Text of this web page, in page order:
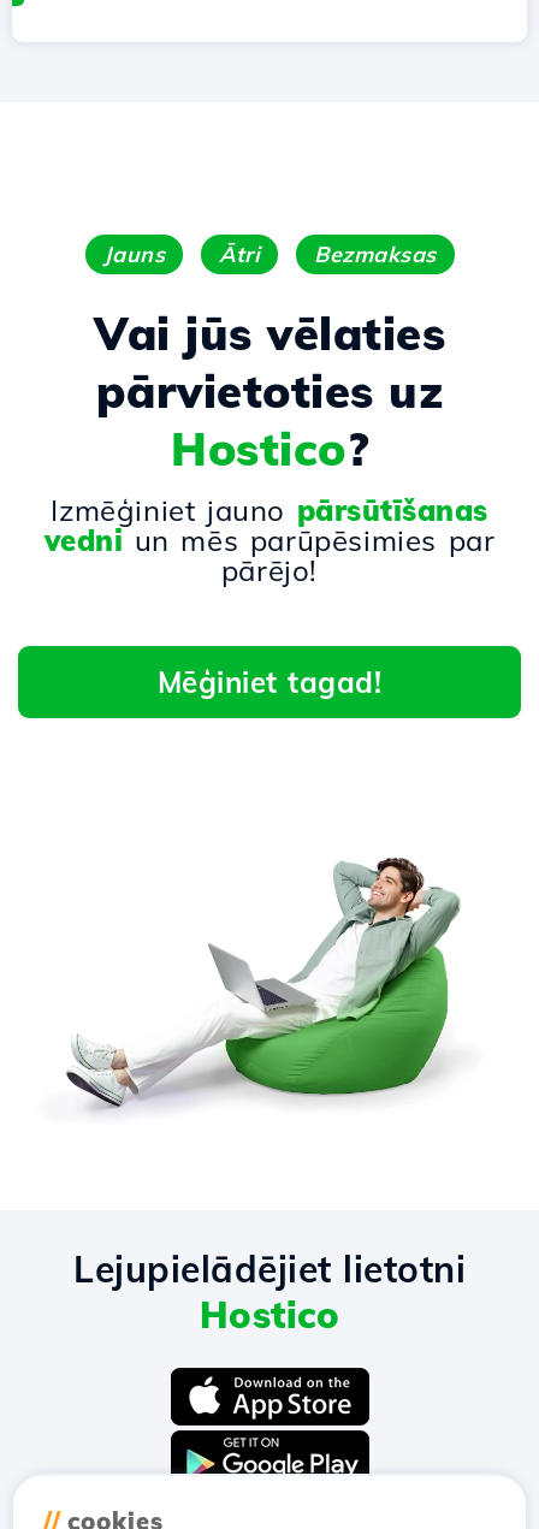
Jauns Ātri Bezmaksas
Vai jūs vēlaties
pārvietoties uz
Hostico?
Izmēģiniet jauno pārsūtīšanas
vedni un mēs parūpēsimies par
pārējo!
Mēģiniet tagad!
// cookies
Lejupielādējiet lietotni
Hostico